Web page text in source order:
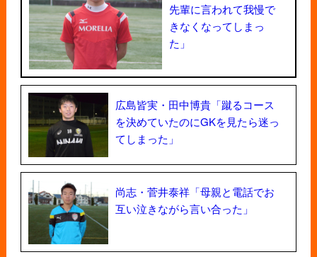
先輩に言われて我慢で
きなくなってしまっ
た」
広島皆実・田中博貴「蹴るコース
を決めていたのにGKを見たら迷っ
てしまった」
尚志・菅井泰祥「母親と電話でお
互い泣きながら言い合った」